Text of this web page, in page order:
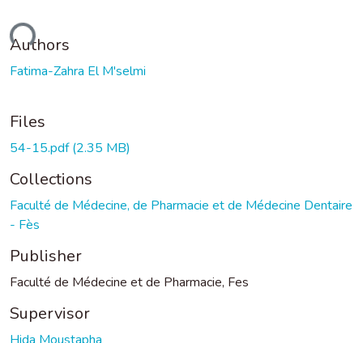
Authors
Fatima-Zahra El M'selmi
Files
54-15.pdf(2.35 MB)
Collections
Faculté de Médecine, de Pharmacie et de Médecine Dentaire
- Fès
Publisher
Faculté de Médecine et de Pharmacie, Fes
Supervisor